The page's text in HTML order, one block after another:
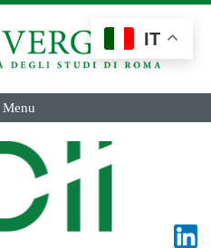
Menu
IT